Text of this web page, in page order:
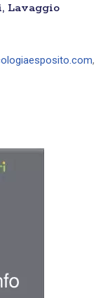
Lavaggio
,